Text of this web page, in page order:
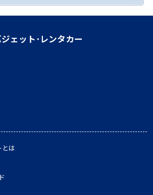
ェット･レンタカー
は